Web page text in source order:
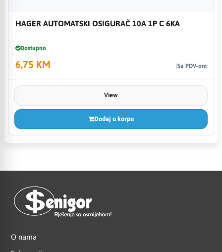
HAGER AUTOMATSKI OSIGURAČ 10A 1P C 6KA
Dostupno
6,75 KM Sa PDV-om
View
Dodaj u korpu
O nama